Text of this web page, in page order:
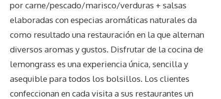
por carne/pescado/marisco/verduras + salsas
elaboradas con especias aromáticas naturales da
como resultado una restauración en la que alternan
diversos aromas y gustos. Disfrutar de la cocina de
lemongrass es una experiencia única, sencilla y
asequible para todos los bolsillos. Los clientes
confeccionan en cada visita a sus restaurantes un